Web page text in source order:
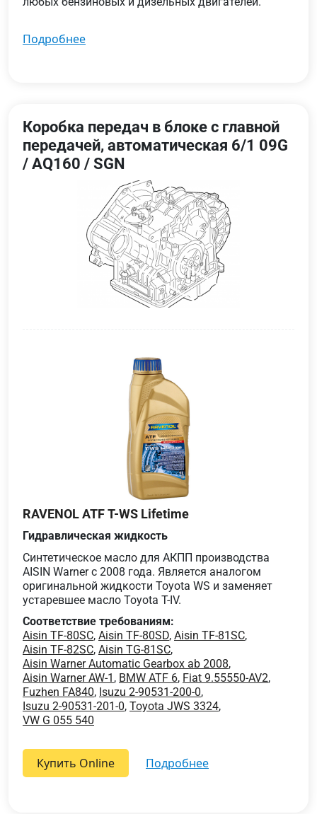
подробнее
Коробка передач в блоке с главной
передачей, автоматическая 6/1 09G
/ AQ160 / SGN
RAVENOL ATF T-WS Lifetime
Гидравлическая жидкость
Синтетическое масло для АКПП производства
AISIN Warner с 2008 года. Является аналогом
оригинальной жидкости Toyota WS и заменяет
устаревшее масло Toyota T-IV.
Соответствие требованиям:
Aisin TF-80SC, Aisin TF-80SD, Aisin TF-81SC,
Aisin TF-82SC, Aisin TG-81SC,
Aisin Warner Automatic Gearbox ab 2008,
Aisin Warner AW-1 , BMW ATF 6, Fiat 9.55550-AV2,
Fuzhen FA840, Isuzu 2-90531-200-0,
Isuzu 2-90531-201-0, Toyota JWS 3324,
VW G 055 540
Купить Online подробнее